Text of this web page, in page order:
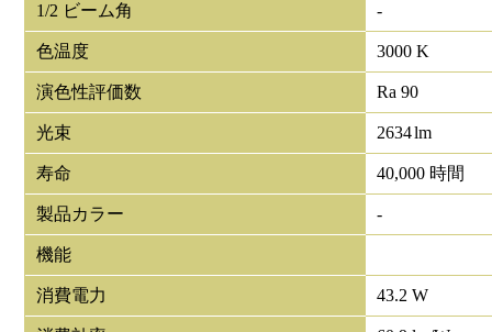
1/2 ビーム角 -
色温度 3000 K
演色性評価数 Ra 90
光束 2634lm
寿命 40,000 時間
製品カラー -
機能
消費電力 43.2 W